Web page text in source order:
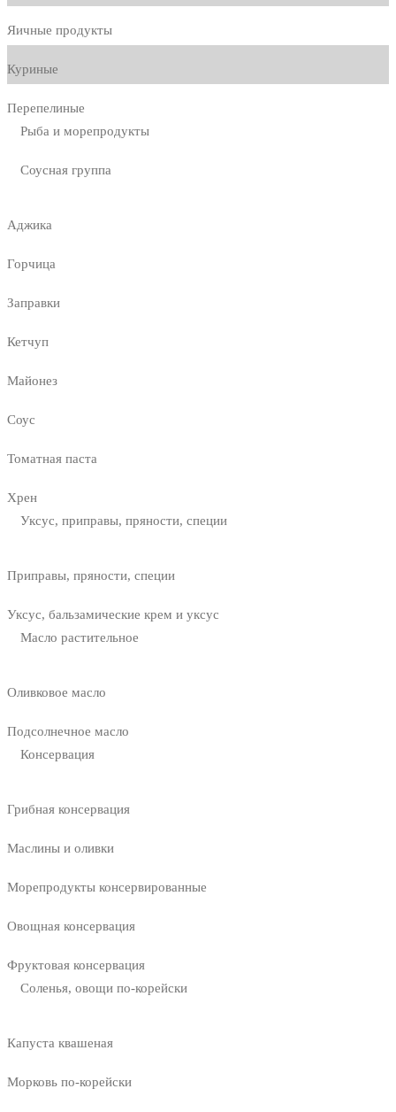
Яичные продукты
Куриные
Перепелиные
Рыба и морепродукты
Соусная группа
Аджика
Горчица
Заправки
Кетчуп
Майонез
Соус
Томатная паста
Хрен
Уксус, приправы, пряности, специи
Приправы, пряности, специи
Уксус, бальзамические крем и уксус
Масло растительное
Оливковое масло
Подсолнечное масло
Консервация
Грибная консервация
Маслины и оливки
Морепродукты консервированные
Овощная консервация
Фруктовая консервация
Соленья, овощи по-корейски
Капуста квашеная
Морковь по-корейски